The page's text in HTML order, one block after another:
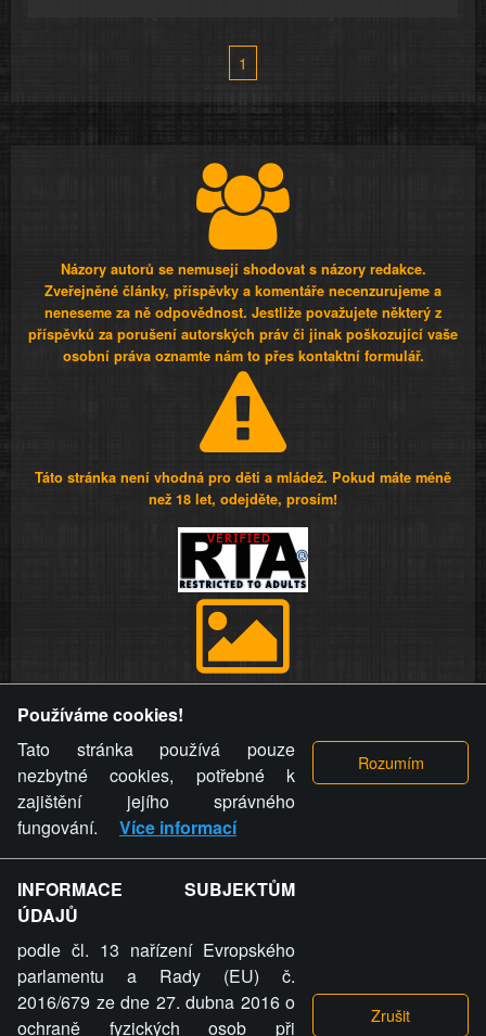
1
Názory autorů se nemusejí shodovat s názory redakce.
Zveřejněné články, příspěvky a komentáře necenzurujeme a
neneseme za ně odpovědnost. Jestliže považujete některý z
příspěvků za porušení autorských práv či jinak poškozující vaše
osobní práva oznamte nám to přes kontaktní formulář.
Táto stránka není vhodná pro děti a mládež. Pokud máte méně
než 18 let, odejděte, prosím!
videa a komentáře. Osoba, které se toto opatření provozovatele
stránky týče, ani osoba, která umístila fotografii nebo video na
stránku, nemůže z důvodu odstranění fotografie, videa nebo
komentáře pro výše uvedenou okolnost uplatnit vůči
provozovateli stránky žádný nárok na náhradu škody nebo
nemajetkové újmy.
ZVRÁCENÝ.CZ - Svět není zvrácenej. To jen
ty lidi...
Používáme cookies!
Tato stránka používá pouze
nezbytné cookies, potřebné k
zajištění jejího správného
fungování.
Více informací
INFORMACE SUBJEKTŮM
ÚDAJŮ
podle čl. 13 nařízení Evropského
parlamentu a Rady (EU) č.
2016/679 ze dne 27. dubna 2016 o
ochraně fyzických osob při